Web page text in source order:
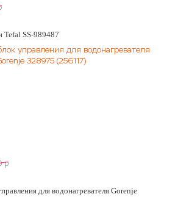
Tefal SS-989487
p
для водонагревателя Gorenje